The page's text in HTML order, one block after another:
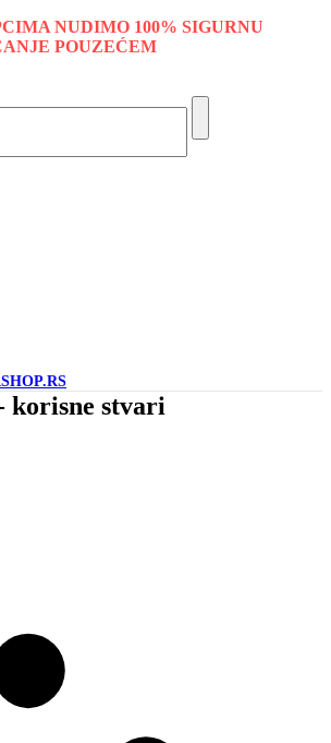
NUDIMO 100% SIGURNU
POUZEĆEM
korisne stvari